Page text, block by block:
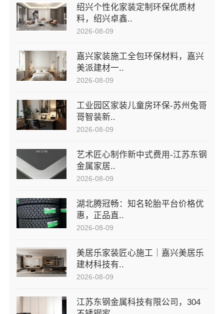
绍兴个性化家装定制环保优质材
料，绍兴卓鑫..
2026-08-09
嘉兴家装施工全包环保材料，嘉兴
美派建材一..
2026-08-09
工业园区家装儿童房环保-苏州兔哥
哥智装新..
2026-08-09
艺术匠心制作新中式费用-江苏东钢
金属家居..
2026-08-09
湖北腾冠畅：知名轮胎平台价格优
惠，正品直..
2026-08-09
美居乐家装匠心施工｜嘉兴美居乐
建材科技有..
2026-08-09
江苏东钢金属科技有限公司，304